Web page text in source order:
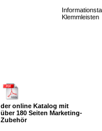
der online Katalog mit
über 180 Seiten Marketing-
Zubehör
Klemmleisten